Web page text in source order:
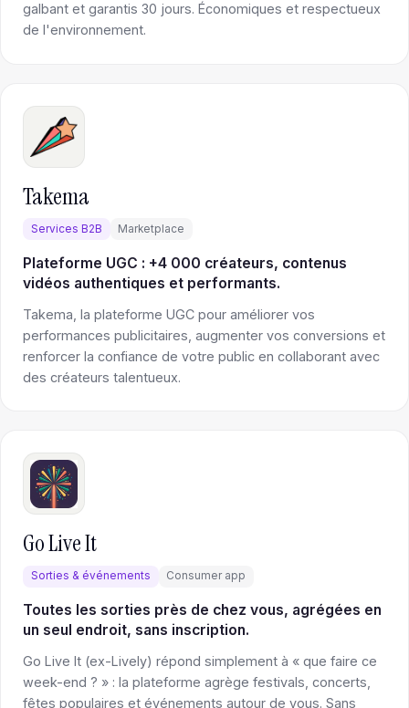
galbant et garantis 30 jours. Économiques et respectueux
de l'environnement.
Takema
Services B2B Marketplace
Plateforme UGC : +4 000 créateurs, contenus
vidéos authentiques et performants.
Takema, la plateforme UGC pour améliorer vos
performances publicitaires, augmenter vos conversions et
renforcer la confiance de votre public en collaborant avec
des créateurs talentueux.
Go Live It
Sorties & événements Consumer app
Toutes les sorties près de chez vous, agrégées en
un seul endroit, sans inscription.
Go Live It (ex-Lively) répond simplement à « que faire ce
week-end ? » : la plateforme agrège festivals, concerts,
fêtes populaires et événements autour de vous. Sans